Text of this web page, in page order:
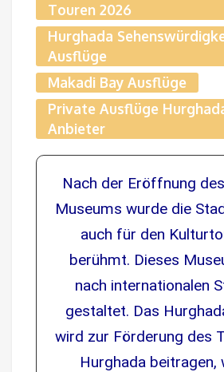
Touren 2026
Hurghada
Ausflüge
Makadi Bay Ausflüge
Private Ausflüge
Anbieter
Nach der Eröffnung
Museums wurde die
auch für den
berühmt. Dieses
nach internationalen
gestaltet. Das
wird zur Förderung des
Hurghada beitragen,